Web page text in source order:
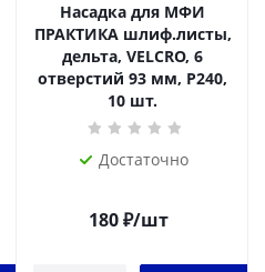
Насадка для МФИ
ПРАКТИКА шлиф.листы,
дельта, VELCRO, 6
отверстий 93 мм, P240,
10 шт.
Достаточно
180₽/шт